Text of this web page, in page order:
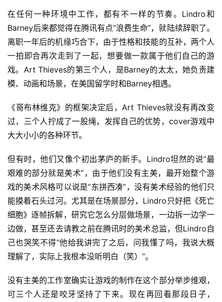
0
2
5
第
十
三
届
茶
奖
7
月
3
0
日
游
对
在任何一种环境中工作，都有不一样的节奏。Lindro和
Barney后来都觉得在腾讯有点“浪费生命”，就陆续辞职了。
离职一年后的机缘巧合下，由于性格和技能的互补，两个人
一拍即合再次走到了一起，想要做一款属于他们自己的游
戏。Art Thieves的第三个人，是Barney的太太，她负责建
模、动画和场景，在美国留学时和Barney相遇。
《哥布林维克》的框架决定后，Art Thieves就没有再改变
过，三个人拧成了一股绳，发挥自己的优势，cover游戏中
大大小小的各种环节。
但有时，他们又像个初出茅庐的新手。Lindro坦然的说“最
艰难的部分就是美术”，由于他们没有主美，最开始整个游
戏的美术风格可以说是“东拼西凑”，没有美术经验的他们只
能摸着石头过河。尤其是在场景部分，Lindro只好把《死亡
细胞》逐帧拆解，研究它怎么分层做场景，一边拆一边学一
边做，甚至还去请教之前在腾讯时的美术总监，但Lindro自
己也哭笑不得“他给我讲完了之后，问我懂了吗，我说大概
理解了，实际上我根本没听明白（笑）”。
没有主美的工作室确实让游戏的制作在这个部分举步维艰，
可三个人还是咬牙坚持了下来。现在再回看那段日子，